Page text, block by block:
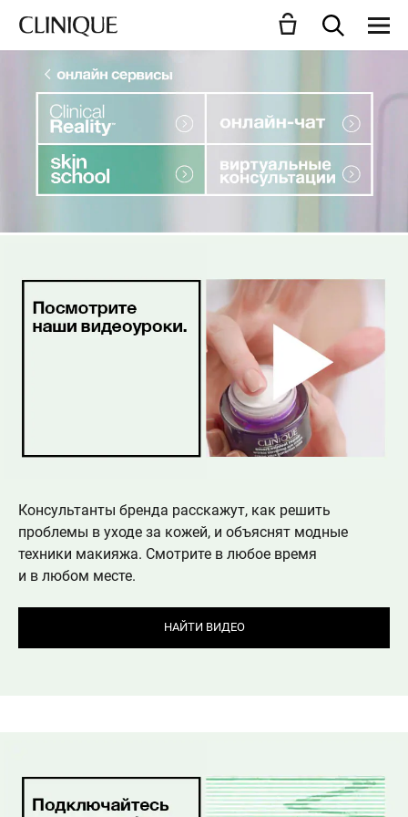
Консультанты бренда расскажут, как решить
проблемы в уходе за кожей, и объяснят модные
техники макияжа. Смотрите в любое время
и в любом месте.
НАЙТИ ВИДЕО